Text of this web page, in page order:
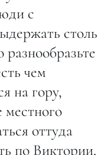
с
столь
чем
на гору,
оттуда
по Виктории,